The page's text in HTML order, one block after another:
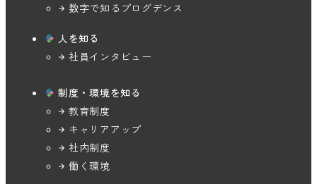
数字で知る プログデンス
人を知る
社員インタビュー
制度・環境を知る
教育制度
キャリアアップ
社内制度
働く環境